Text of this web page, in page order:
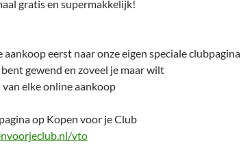
gratis en supermakkelijk!
aankoop eerst naar onze eigen speciale clubpagina
bent gewend en zoveel je maar wilt
van elke online aankoop
op Kopen voor je Club
vto